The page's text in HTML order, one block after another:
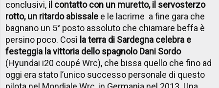
conclusivi, il contatto con un muretto, il servosterzo
rotto, un ritardo abissale e le lacrime a fine gara che
bagnano un 5° posto assoluto che chiamare beffa è
persino poco. Così la terra di Sardegna celebra e
festeggia la vittoria dello spagnolo Dani Sordo
(Hyundai i20 coupé Wrc), che bissa quello che fino ad
oggi era stato l’unico successo personale di questo